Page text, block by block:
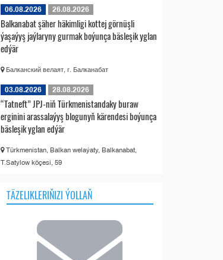
06.08.2026 26.08.2026
Balkanabat şäher häkimligi kottej görnüşli
ýaşaýyş jaýlaryny gurmak boýunça bäsleşik yglan
edýär
Балканский велаят, г. Балканабат
03.08.2026 28.08.2026
“Tatneft” JPJ-niň Türkmenistandaky buraw
erginini arassalaýyş blogunyň kärendesi boýunça
bäsleşik yglan edýär
Türkmenistan, Balkan welaýaty, Balkanabat,
T.Satylow köçesi, 59
TÄZELIKLERIŇIZI ÝOLLAŇ